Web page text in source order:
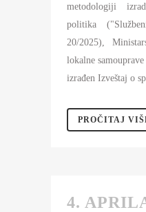
metodologiji
politika
20/2025),
lokalne
izrađen Izveštaj o
PROČITAJ
4.